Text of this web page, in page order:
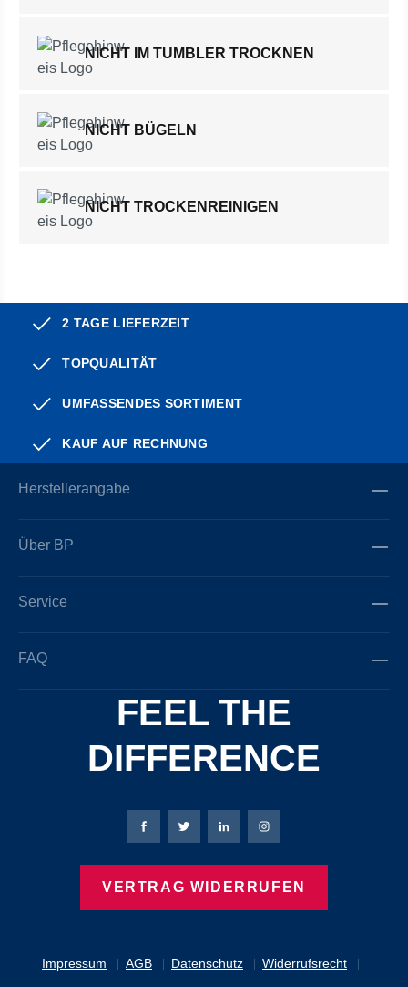
NICHT IM TUMBLER TROCKNEN
NICHT BÜGELN
NICHT TROCKENREINIGEN
2 TAGE LIEFERZEIT
TOPQUALITÄT
UMFASSENDES SORTIMENT
KAUF AUF RECHNUNG
Herstellerangabe
Über BP
Service
FAQ
FEEL THE
DIFFERENCE
Impressum AGB Datenschutz Widerrufsrecht
Bierbaum-Proenen Facebook-Seite
Bierbaum-Proenen Twitter Seite
Bierbaum-Proenen LinkedIn
Bierbaum-Proenen
VERTRAG WIDERRUFEN